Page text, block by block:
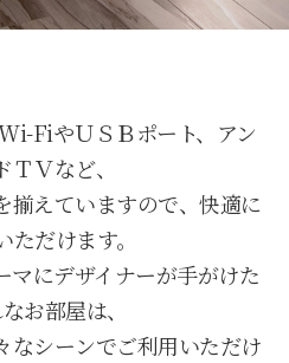
FiやＵＳＢポート、アン
ＴＶなど、
揃えていますので、快適に
ただけます。
マにデザイナーが手がけた
お部屋は、
なシーンでご利用いただけ